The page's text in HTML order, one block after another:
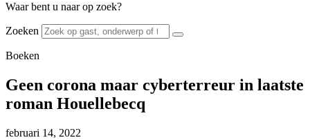
Waar bent u naar op zoek?
Zoeken
Boeken
Geen corona maar cyberterreur in laatste
roman Houellebecq
februari 14, 2022